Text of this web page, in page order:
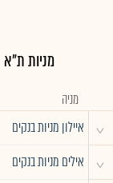
מניות ת"א
מניה
^ איילון מניות בנקים
^ אילים מניות בנקים